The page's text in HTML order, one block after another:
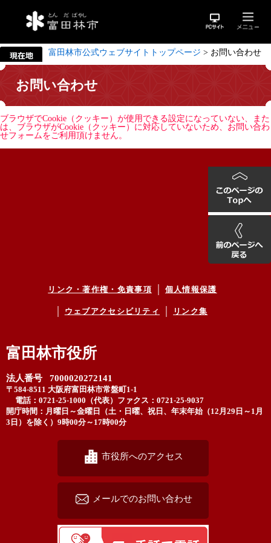
富田林市公式ウェブサイトトップページ > お問い合わせ
お問い合わせ
ブラウザでCookie（クッキー）が使用できる設定になっていない、また
は、ブラウザがCookie（クッキー）に対応していないため、お問い合わ
せフォームをご利用頂けません。
リンク・著作権・免責事項 個人情報保護
ウェブアクセシビリティ リンク集
富田林市役所
法人番号 7000020272141
〒584-8511 大阪府富田林市常盤町1-1
電話：0721-25-1000（代表） ファクス：0721-25-9037
開庁時間：月曜日～金曜日（土・日曜、祝日、年末年始（12月29日～1月
3日）を除く）9時00分～17時00分
市役所へのアクセス
メールでのお問い合わせ